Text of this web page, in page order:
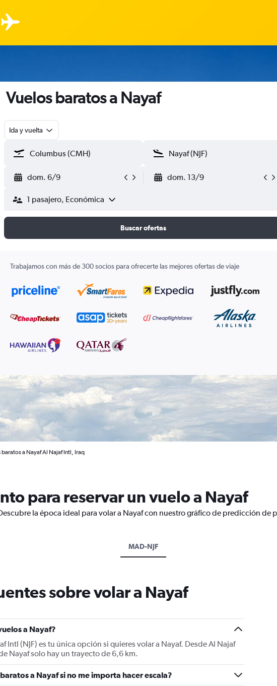
Vuelos baratos a Nayaf
Ida y vuelta
dom. 6/9 dom. 13/9
1 pasajero, Económica
Buscar ofertas
Trabajamos con más de 300 socios para ofrecerte las mejores ofertas de viaje
baratos a Nayaf Al Najaf Intl, Iraq
para reservar un vuelo a Nayaf
la época ideal para volar a Nayaf con nuestro gráfico de predicción de
MAD-NJF
sobre volar a Nayaf
a Nayaf?
Intl (NJF) es tu única opción si quieres volar a Nayaf. Desde Al Najaf
Nayaf solo hay un trayecto de 6,6 km.
a Nayaf si no me importa hacer escala?